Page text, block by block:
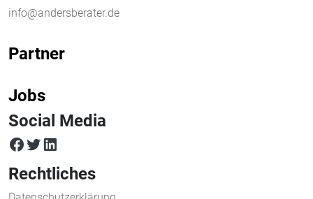
info@andersberater.de
Partner
Jobs
Social Media
facebook
twitterLinkedIn
Rechtliches